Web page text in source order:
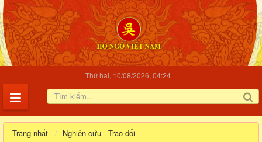
Thứ hai, 10/08/2026, 04:24
Trang nhất Nghiên cứu - Trao đổi